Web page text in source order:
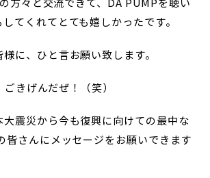
てくれてとても嬉しかったです。
に、ひと言お願い致します。
きげんだぜ！（笑）
震災から今も復興に向けての最中な
皆さんにメッセージをお願いできます